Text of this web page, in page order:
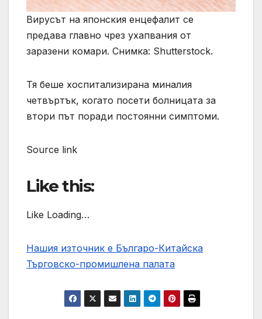
Вирусът на японския енцефалит се
предава главно чрез ухапвания от
заразени комари. Снимка: Shutterstock.
Тя беше хоспитализирана миналия
четвъртък, когато посети болницата за
втори път поради постоянни симптоми.
Source link
Like this:
Like Loading…
Нашия източник е Българо-Китайска
Търговско-промишлена палaта